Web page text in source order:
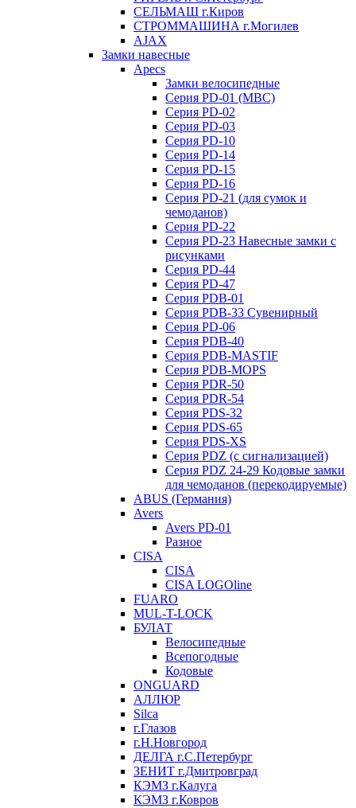
СЕЛЬМАШ г.Киров
СТРОММАШИНА г.Могилев
AJAX
Замки навесные
Apecs
Замки велосипедные
Серия PD-01 (МВС)
Серия PD-02
Серия PD-03
Серия PD-10
Серия PD-14
Серия PD-15
Серия PD-16
Серия PD-21 (для сумок и
чемоданов)
Серия PD-22
Серия PD-23 Навесные замки с
рисунками
Серия PD-44
Серия PD-47
Серия PDB-01
Серия PDB-33 Сувенирный
Серия PD-06
Серия PDB-40
Серия PDB-MASTIF
Серия PDB-MOPS
Серия PDR-50
Серия PDR-54
Серия PDS-32
Серия PDS-65
Серия PDS-XS
Серия PDZ (с сигнализацией)
Серия PDZ 24-29 Кодовые замки
для чемоданов (перекодируемые)
ABUS (Германия)
Avers
Avers PD-01
Разное
CISA
CISA
CISA LOGOline
FUARO
MUL-T-LOCK
БУЛАТ
Велосипедные
Всепогодные
Кодовые
ONGUARD
АЛЛЮР
Silca
г.Глазов
г.Н.Новгород
ДЕЛГА г.С.Петербург
ЗЕНИТ г.Дмитровград
КЭМЗ г.Калуга
КЭМЗ г.Ковров